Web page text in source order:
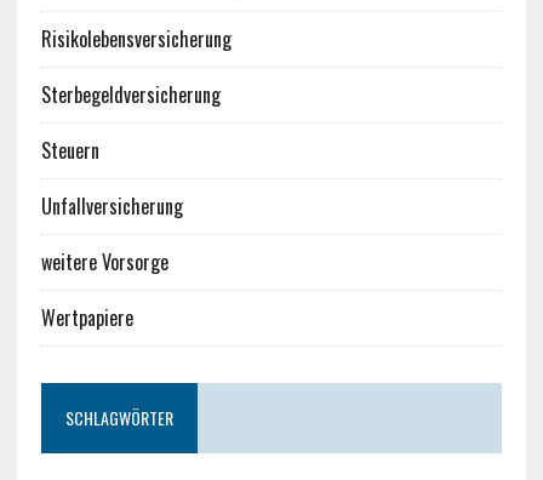
Risikolebensversicherung
Sterbegeldversicherung
Steuern
Unfallversicherung
weitere Vorsorge
Wertpapiere
SCHLAGWÖRTER